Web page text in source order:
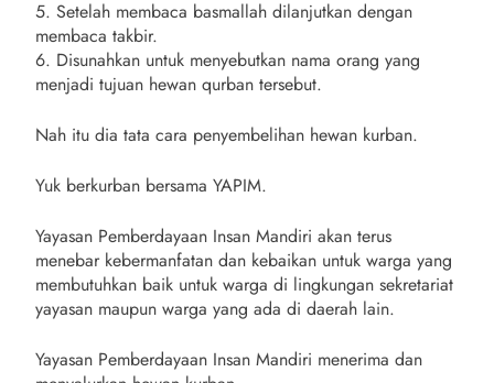
5. Setelah membaca basmallah dilanjutkan dengan
membaca takbir.
6. Disunahkan untuk menyebutkan nama orang yang
menjadi tujuan hewan qurban tersebut.
Nah itu dia tata cara penyembelihan hewan kurban.
Yuk berkurban bersama YAPIM.
Yayasan Pemberdayaan Insan Mandiri akan terus
menebar kebermanfatan dan kebaikan untuk warga yang
membutuhkan baik untuk warga di lingkungan sekretariat
yayasan maupun warga yang ada di daerah lain.
Yayasan Pemberdayaan Insan Mandiri menerima dan